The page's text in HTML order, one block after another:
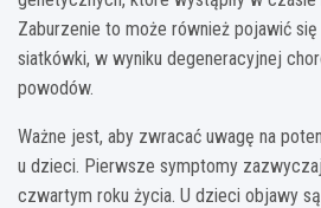
Zaburzenie to może również pojawić
siatkówki, w wyniku degeneracyjnej
powodów.
Ważne jest, aby zwracać uwagę na
u dzieci. Pierwsze symptomy
czwartym roku życia. U dzieci objawy